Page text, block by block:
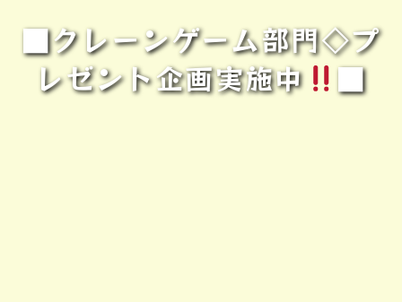
■クレーンゲーム部門◇プ
レゼント企画実施中
■